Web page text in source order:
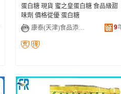
蛋白糖 現貨 蜜之皇蛋白糖 食品級甜
味劑 價格從優 蛋白糖
康泰(天津)食品添加劑有限公司
9